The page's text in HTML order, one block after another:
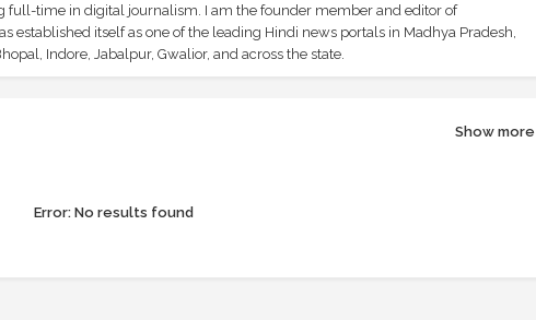
full-time in digital journalism. I am the founder member and editor of
established itself as one of the leading Hindi news portals in Madhya Pradesh,
Indore, Jabalpur, Gwalior, and across the state.
Show more
Error:No results found